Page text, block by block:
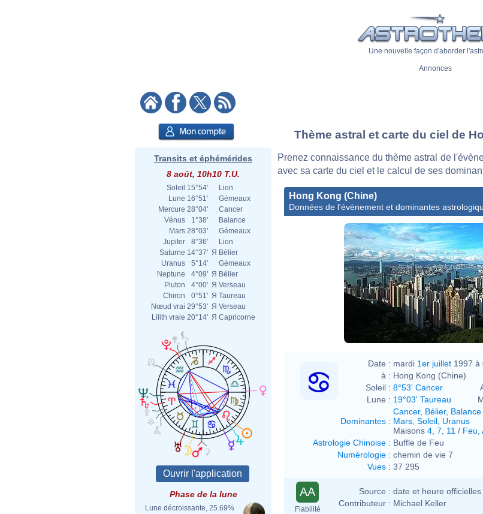
Une nouvelle façon d'aborder
Annonces
Transits et éphémérides
8 août, 10h10 T.U.
Soleil 15°54'
Lion
Lune 16°51'
Gémeaux
Mercure 28°04'
Cancer
Vénus
1°38'
Balance
Mars 28°03'
Gémeaux
Jupiter
8°36'
Lion
Saturne 14°37' Я Bélier
Uranus
5°14'
Gémeaux
Neptune
4°09' Я Bélier
Pluton
4°00' Я Verseau
Chiron
0°51' Я Taureau
Nœud vrai 29°53' Я Verseau
Lilith vraie 20°14' Я Capricorne
Phase de la lune
Lune décroissante, 25.69%
Thème astral et carte du ciel de
Prenez connaissance du thème astral de
avec sa carte du ciel et le calcul de ses
Hong Kong (Chine)
Données de l'évènement et dominantes
Date : mardi 1er juillet 1997 à
à : Hong Kong (Chine)
Soleil : 8°53' Cancer
Lune : 19°03' Taureau
Dominantes :
Cancer, Bélier, Balance
Mars Soleil Uranus
Maisons 4 7 11 / Feu
Astrologie Chinoise : Buffle de Feu
Numérologie : chemin de vie 7
Vues : 37 295
AA
Fiabilité
Source : date et heure officielles
Contributeur : Michael Keller